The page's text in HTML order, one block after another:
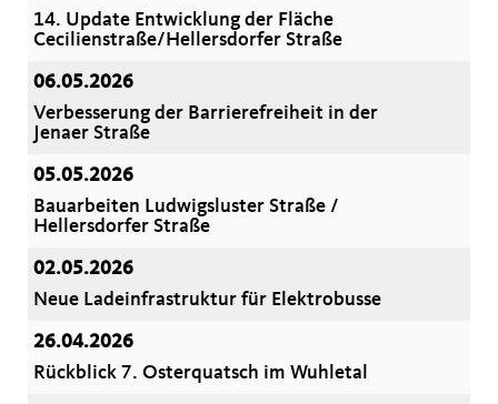
14. Update Entwicklung der Fläche
Cecilienstraße/Hellersdorfer Straße
06.05.2026
Verbesserung der Barrierefreiheit in der
Jenaer Straße
05.05.2026
Bauarbeiten Ludwigsluster Straße /
Hellersdorfer Straße
02.05.2026
Neue Ladeinfrastruktur für Elektrobusse
26.04.2026
Rückblick 7. Osterquatsch im Wuhletal